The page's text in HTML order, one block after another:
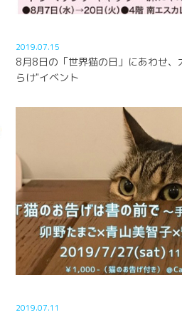
2019.07.15
8月8日の「世界猫の日」にあわせ、
らけ"イベント
2019.07.11